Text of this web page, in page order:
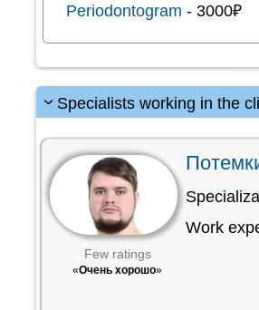
Periodontogram - 3000₽
Specialists working in the
Few ratings
«Очень хорошо»
Work